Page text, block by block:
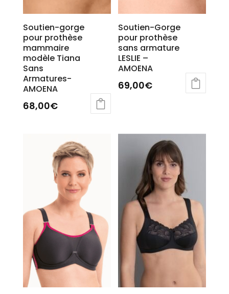
Soutien-gorge
pour prothèse
mammaire
modèle Tiana
Sans
Armatures-
AMOENA
68,00€
Soutien-Gorge
pour prothèse
sans armature
LESLIE –
AMOENA
69,00€